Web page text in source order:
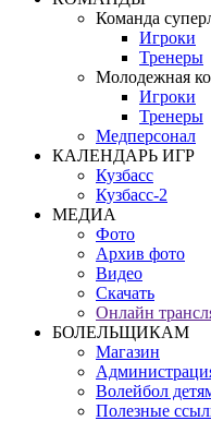
Команда
Игроки
Тренеры
Молодежная
Игроки
Тренеры
Медперсонал
КАЛЕНДАРЬ ИГР
Кузбасс
Кузбасс-2
МЕДИА
Фото
Архив фото
Видео
Скачать
Онлайн
БОЛЕЛЬЩИКАМ
Магазин
Волейбол
Полезные